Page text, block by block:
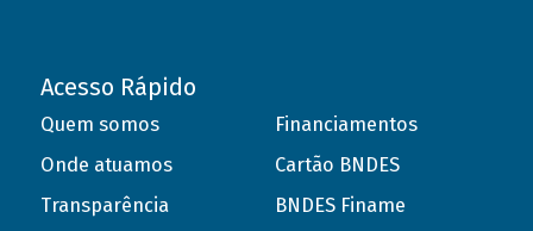
Acesso Rápido
Quem somos
Onde atuamos
Transparência
Financiamentos
Cartão BNDES
BNDES Finame